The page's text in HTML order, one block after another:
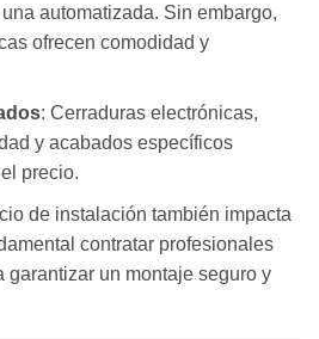
automatizada. Sin embargo,
ofrecen comodidad y
: Cerraduras electrónicas,
y acabados específicos
precio.
de instalación también impacta
contratar profesionales
garantizar un montaje seguro y